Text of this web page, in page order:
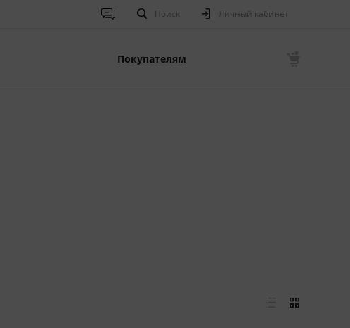
Поиск Личный кабинет
Покупателям